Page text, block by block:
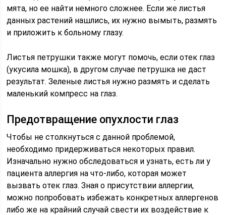
мята, но ее найти немного сложнее. Если же листья
данных растений нашлись, их нужно вымыть, размять
и приложить к больному глазу.
Листья петрушки также могут помочь, если отек глаз
(укусила мошка), в другом случае петрушка не даст
результат. Зеленые листья нужно размять и сделать
маленький компресс на глаз.
Предотвращение опухлости глаз
Чтобы не столкнуться с данной проблемой,
необходимо придерживаться некоторых правил.
Изначально нужно обследоваться и узнать, есть ли у
пациента аллергия на что-либо, которая может
вызвать отек глаз. Зная о присутствии аллергии,
можно попробовать избежать конкретных аллергенов
либо же на крайний случай свести их воздействие к